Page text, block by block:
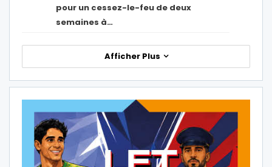
pour un cessez-le-feu de deux
semaines à…
Afficher Plus